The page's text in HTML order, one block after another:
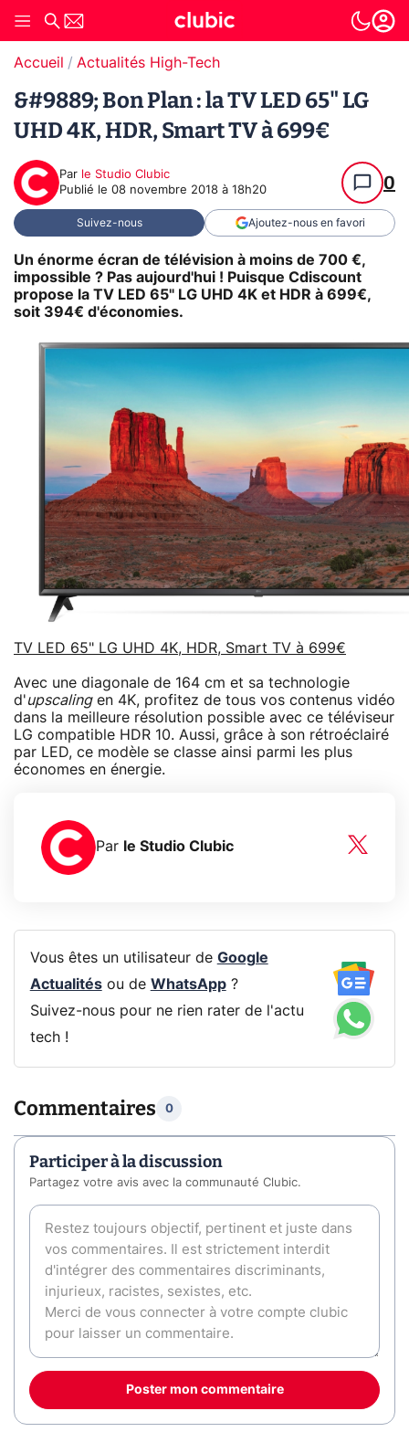
Accueil Actualités High-Tech
&#9889; Bon Plan : la TV LED 65" LG
UHD 4K, HDR, Smart TV à 699€
Par le Studio Clubic
Publié le 08 novembre 2018 à 18h20 0
Suivez-nous Ajoutez-nous en favori
Un énorme écran de télévision à moins de 700 €,
impossible ? Pas aujourd'hui ! Puisque Cdiscount
propose la TV LED 65" LG UHD 4K et HDR à 699€,
soit 394€ d'économies.
TV LED 65" LG UHD 4K, HDR, Smart TV à 699€
Avec une diagonale de 164 cm et sa technologie
d'upscalingen 4K, profitez de tous vos contenus vidéo
dans la meilleure résolution possible avec ce téléviseur
LG compatible HDR 10. Aussi, grâce à son rétroéclairé
par LED, ce modèle se classe ainsi parmi les plus
économes en énergie.
Par le Studio Clubic
Vous êtes un utilisateur de Google
Actualitésou de WhatsApp?
Suivez-nous pour ne rien rater de l'actu
tech !
Commentaires 0
Participer à la discussion
Partagez votre avis avec la communauté Clubic.
Poster mon commentaire